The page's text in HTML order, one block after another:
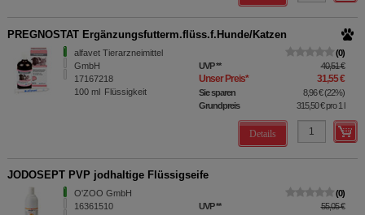
PREGNOSTAT Ergänzungsfutterm.flüss.f.Hunde/Katzen
alfavet Tierarzneimittel
GmbH
17167218
100 ml Flüssigkeit
0
UVP** 40,51 €
Unser Preis* 31,55 €
Sie sparen 8,96 €(22%)
Grundpreis
315,50 €pro 1 l
Details
JODOSEPT PVP jodhaltige Flüssigseife
O'ZOO GmbH
16361510
0
UVP** 55,05 €